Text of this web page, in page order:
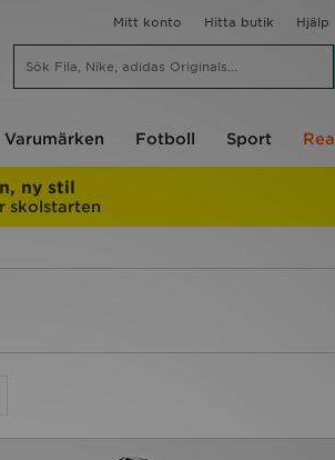
Mitt konto Hitta butik Hjälp
Varumärken Fotboll Sport Rea
ny stil
skolstarten